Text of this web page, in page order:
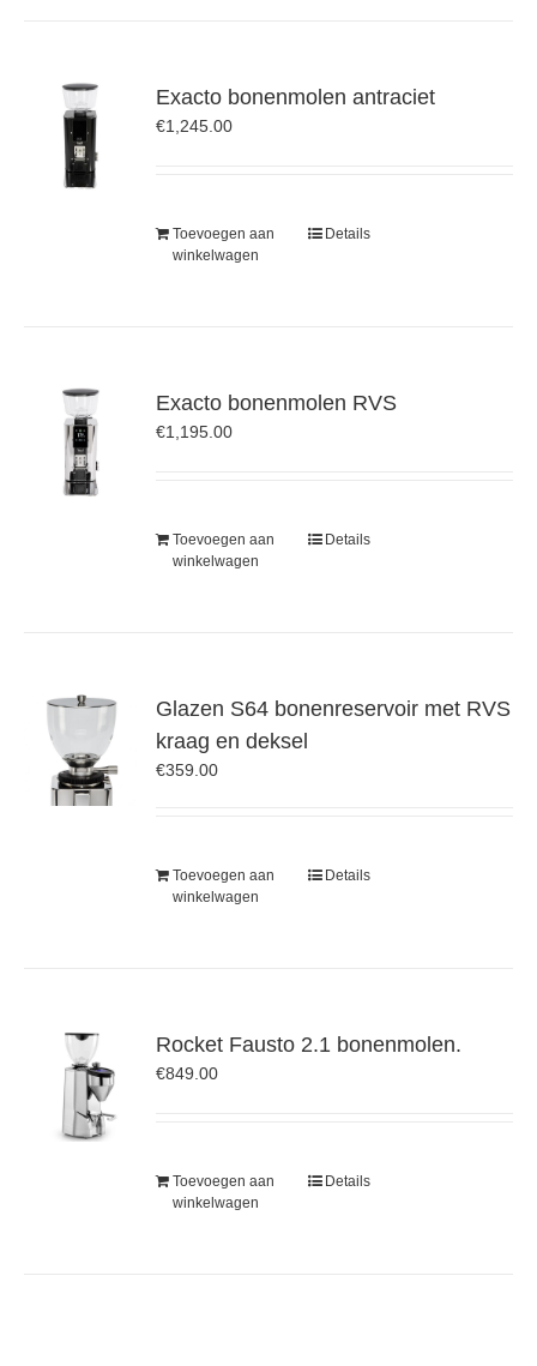
Exacto bonenmolen antraciet
€1,245.00
Toevoegen aan
winkelwagen
Details
Exacto bonenmolen RVS
€1,195.00
Toevoegen aan
winkelwagen
Details
Glazen S64 bonenreservoir met RVS
kraag en deksel
€359.00
Toevoegen aan
winkelwagen
Details
Rocket Fausto 2.1 bonenmolen.
€849.00
Toevoegen aan
winkelwagen
Details